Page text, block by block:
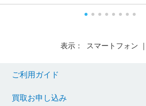
表示： スマートフォン ｜
ご利用ガイド
買取お申し込み